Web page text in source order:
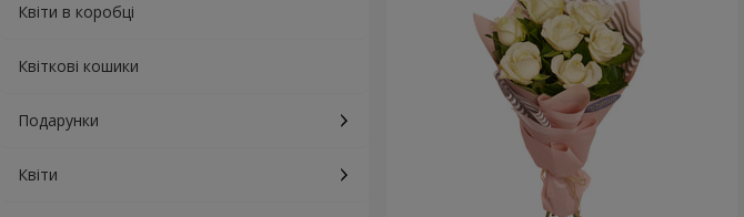
Квіти в коробці
Квіткові кошики
Подарунки
Квіти